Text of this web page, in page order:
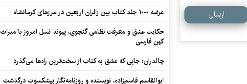
ارسال
عرضه ۱۰۰۰ جلد کتاب بین زائران اربعین در مرزهای کرمانشاه
حکایت عشق و معرفت نظامی گنجوی، پیوند نسل امروز با میراث
کهن فارسی
چالدران؛ جایی که عشق به کتاب از سخت‌ترین راه‌ها می‌گذرد
ابوالقاسم قاسم‌زاده، نویسنده و روزنامه‌نگار پیشکسوت درگذشت